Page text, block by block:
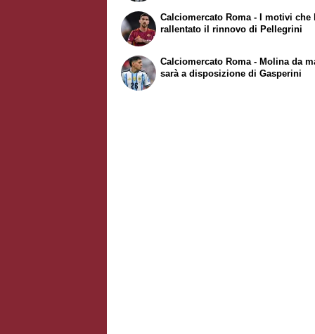
Calciomercato Roma - I motivi che
rallentato il rinnovo di Pellegrini
Calciomercato Roma - Molina da
sarà a disposizione di Gasperini